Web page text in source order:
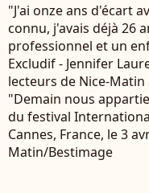
"J'ai onze ans d'écart
connu, j'avais déjà 26
professionnel et un
Excludif - Jennifer
lecteurs de Nice-
"Demain nous
du festival
Cannes, France, le 3
Matin/Bestimage